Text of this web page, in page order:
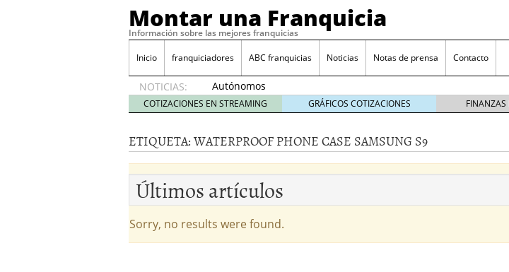
Montar una Franquicia
Información sobre las mejores franquicias
Inicio franquiciadores ABC franquicias Noticias Notas de prensa Contacto
NOTICIAS:
Autónomos
y baja
laboral
2014
¿Quieres ser emprendedor? Esto es lo que cuesta y las ayudas
tener 4 julio 2014
¿Está tu negocio listo para franquiciarse?
Eureka Vending: una opción práctica
COTIZACIONES EN STREAMING GRÁFICOS COTIZACIONES FINANZAS
ETIQUETA:WATERPROOF PHONE CASE SAMSUNG S9
Últimos artículos
Sorry, no results were found.